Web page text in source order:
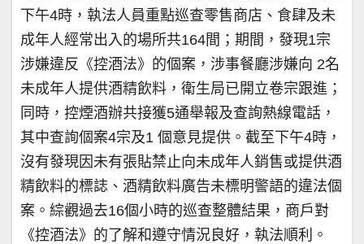
下午4時，執法人員重點巡查零售商店、食肆及未
成年人經常出入的場所共164間；期間，發現1宗
涉嫌違反《控酒法》的個案，涉事餐廳涉嫌向 2名
未成年人提供酒精飲料，衛生局已開立卷宗跟進；
同時，控煙酒辦共接獲5通舉報及查詢熱線電話，
其中查詢個案4宗及1 個意見提供。截至下午4時，
沒有發現因未有張貼禁止向未成年人銷售或提供酒
精飲料的標誌、酒精飲料廣告未標明警語的違法個
案。綜觀過去16個小時的巡查整體結果，商戶對
《控酒法》的了解和遵守情況良好，執法順利。